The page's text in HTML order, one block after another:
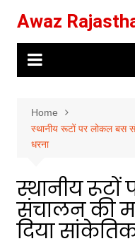
content
Awaz
Home
स्थानीय रूटों पर लोकल बस
धरना
स्थानीय
संचालन की
दिया